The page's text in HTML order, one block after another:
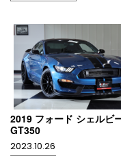
2019 フォード シェルビ
GT350
2023.10.26